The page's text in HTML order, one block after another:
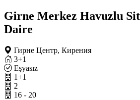
Girne Merkez Havuzlu
Daire
Гирне Центр, Кирения
3+1
Eşyasız
1+1
2
16 - 20